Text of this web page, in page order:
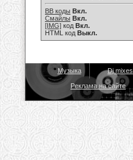
BB коды Вкл.
Смайлы Вкл.
[IMG] код Вкл.
HTML код Выкл.
Музыка Dj mixes
Реклама на сайте